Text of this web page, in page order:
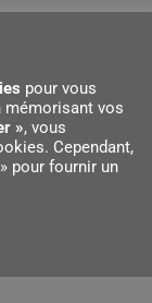
avec
pour vous
mémorisant vos
», vous
Cependant,
pour fournir un